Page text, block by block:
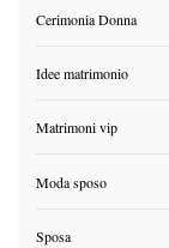
Cerimonia Donna
Idee matrimonio
Matrimoni vip
Moda sposo
Sposa